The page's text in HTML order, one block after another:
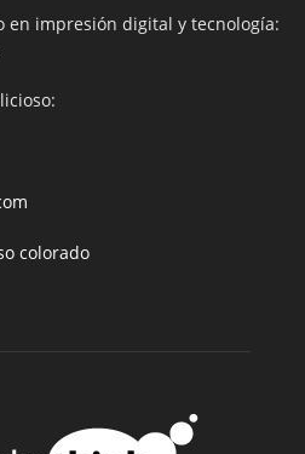
en impresión digital y tecnología:
colorado